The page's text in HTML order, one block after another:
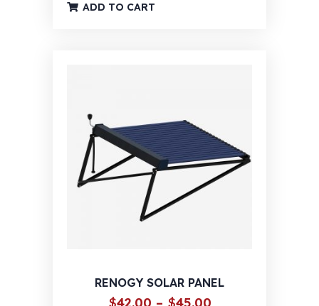
4.00 od 5
ADD TO CART
RENOGY SOLAR PANEL
Raspon